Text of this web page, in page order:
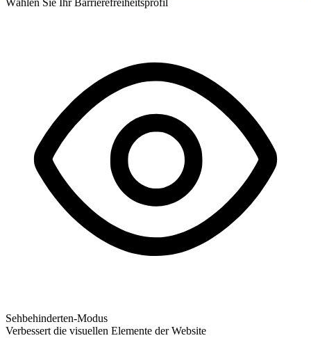
Wählen Sie Ihr Barrierefreiheitsprofil
Sehbehinderten-Modus
Verbessert die visuellen Elemente der Website